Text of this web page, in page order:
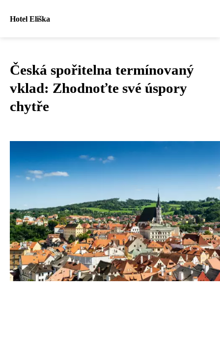
Hotel Eliška
Česká spořitelna termínovaný
vklad: Zhodnoťte své úspory
chytře